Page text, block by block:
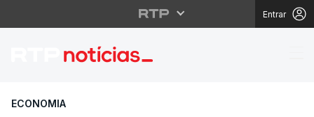
Entrar
EDP promete
ECONOMIA